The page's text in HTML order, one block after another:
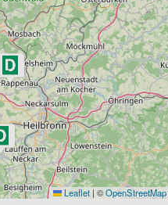
Leaflet | ©OpenStreetMap